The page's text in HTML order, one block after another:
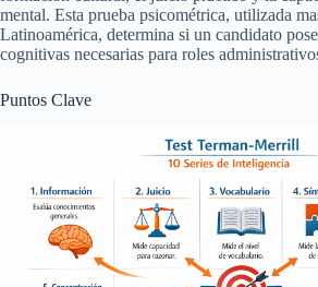
mental. Esta prueba psicométrica, utilizada
Latinoamérica, determina si un candidato
cognitivas necesarias para roles
Puntos Clave